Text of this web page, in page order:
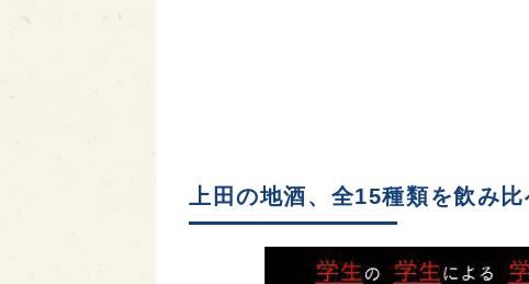
上田の地酒、全15種類を飲み比